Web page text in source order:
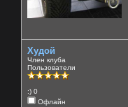
Худой
Член клуба
Пользователи
:) 0
Офлайн